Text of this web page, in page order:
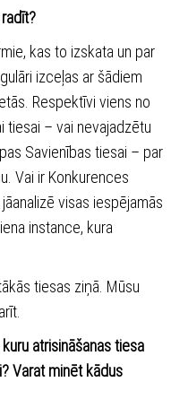
kas to izskata un par
izceļas ar šādiem
Respektīvi viens no
tiesai – vai nevajadzētu
Savienības tiesai – par
Vai ir Konkurences
visas iespējamās
instance, kura
tiesas ziņā. Mūsu
atrisināšanas tiesa
Varat minēt kādus